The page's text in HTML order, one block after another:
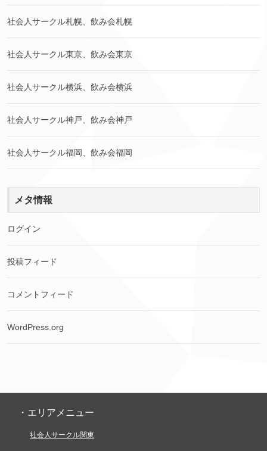
社会人サークル札幌、飲み会札幌
社会人サークル東京、飲み会東京
社会人サークル横浜、飲み会横浜
社会人サークル神戸、飲み会神戸
社会人サークル福岡、飲み会福岡
メタ情報
ログイン
投稿フィード
コメントフィード
WordPress.org
・エリアメニュー
社会人サークル関東